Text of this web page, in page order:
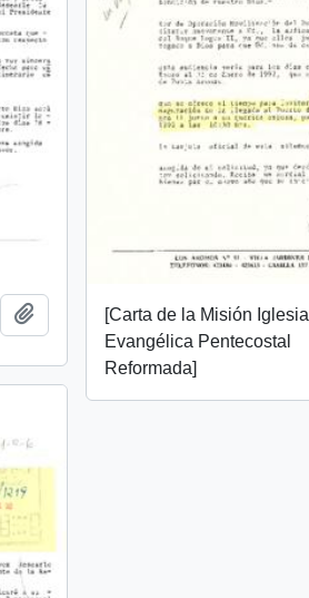
Add to clipboard[Carta de la Misión Iglesia
Evangélica Pentecostal
Reformada]